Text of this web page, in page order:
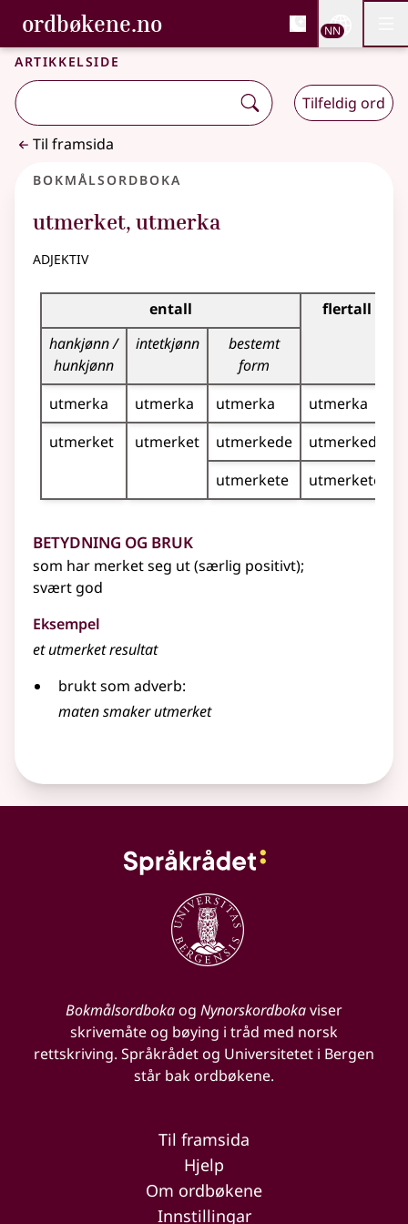
Gå til hovudinnhald
Tilgjenge
ordbøkene.no, Bokmålsordboka og
Bokmålsordboka og Nynorskordboka
NN
Artikkelside
Tilfeldig ord
Til framsida
Bokmålsordboka
utmerket, utmerka
adjektiv
Bøyingstabell for dette adjektivet
entall
flertall
hankjønn /
hunkjønn
intetkjønn
bestemt
form
utmerka
utmerka utmerka
utmerka
utmerket
utmerket utmerkede
utmerkede
utmerkete
utmerkete
Betydning og bruk
som har merket seg ut (særlig positivt);
svært god
Eksempel
et utmerket resultat
brukt som adverb:
maten smaker utmerket
Bokmålsordbokaog Nynorskordbokaviser
skrivemåte og bøying i tråd med norsk
rettskriving. Språkrådet og Universitetet i Bergen
står bak ordbøkene.
Til framsida
Hjelp
Om ordbøkene
Innstillingar